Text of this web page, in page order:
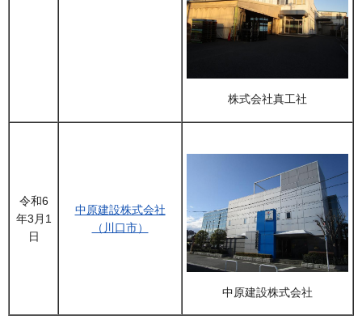
株式会社真工社
令和6
年3月1
日
中原建設株式会社
（川口市）
中原建設株式会社